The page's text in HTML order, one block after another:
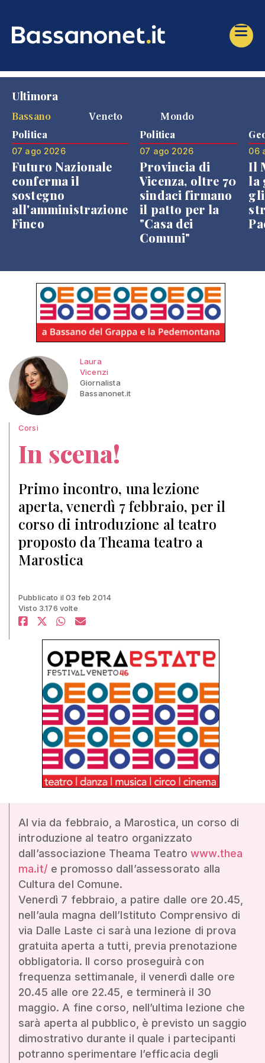
Ultimora
Bassano
Veneto Mondo
Politica
07 ago 2026
Futuro Nazionale
conferma il
sostegno
all'amministrazione
Finco
Politica
07 ago 2026
Provincia di
Vicenza, oltre 70
sindaci firmano
il patto per la
"Casa dei
Comuni"
06
Il
la
Laura
Vicenzi
Giornalista
Bassanonet.it
Corsi
In scena!
Primo incontro, una lezione
aperta, venerdì 7 febbraio, per il
corso di introduzione al teatro
proposto da Theama teatro a
Marostica
Pubblicato il 03 feb 2014
Visto 3.176 volte
Al via da febbraio, a Marostica, un corso di
introduzione al teatro organizzato
dall’associazione Theama Teatrowww.thea
ma.it/e promosso dall’assessorato alla
Cultura del Comune.
Venerdì 7 febbraio, a patire dalle ore 20.45,
nell’aula magna dell’Istituto Comprensivo di
via Dalle Laste ci sarà una lezione di prova
gratuita aperta a tutti, previa prenotazione
obbligatoria. Il corso proseguirà con
frequenza settimanale, il venerdì dalle ore
20.45 alle ore 22.45, e terminerà il 30
maggio. A fine corso, nell’ultima lezione che
sarà aperta al pubblico, è previsto un saggio
dimostrativo durante il quale i partecipanti
potranno sperimentare l’efficacia degli